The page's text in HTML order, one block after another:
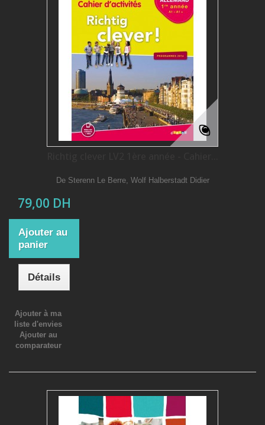
De Sterenn Le Berre, Wolf Halberstadt Didier
79,00 DH
Ajouter au
panier
Détails
Ajouter à ma
liste d'envies
Ajouter au
comparateur